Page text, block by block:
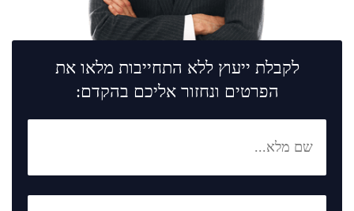
לקבלת ייעוץ ללא התחייבות מלאו את
הפרטים ונחזור אליכם בהקדם: